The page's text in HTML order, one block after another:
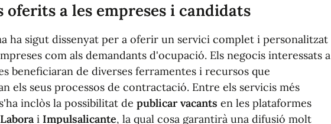
oferits a les empreses i candidats
ha sigut dissenyat per a oferir un servici complet i personalitzat
com als demandants d'ocupació. Els negocis interessats a
beneficiaran de diverses ferramentes i recursos que
els seus processos de contractació. Entre els servicis més
inclòs la possibilitat de publicar vacants en les plataformes
Labora i Impulsalicante, la qual cosa garantirà una difusió molt